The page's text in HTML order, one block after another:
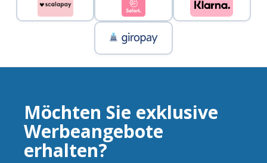
Möchten Sie exklusive
Werbeangebote
erhalten?